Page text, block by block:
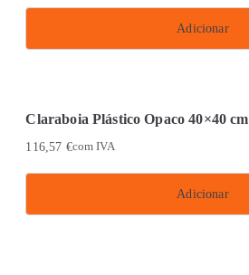
chosen
on
page
Adicionar
Claraboia Plástico Opaco 40×40 cm
116,57 €com IVA
Adicionar